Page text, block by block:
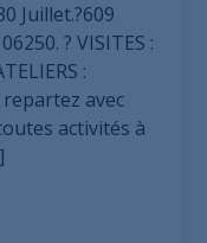
Juillet.?609
? VISITES :
:
avec
activités à